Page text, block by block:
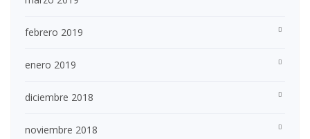
febrero 2019
enero 2019
diciembre 2018
noviembre 2018